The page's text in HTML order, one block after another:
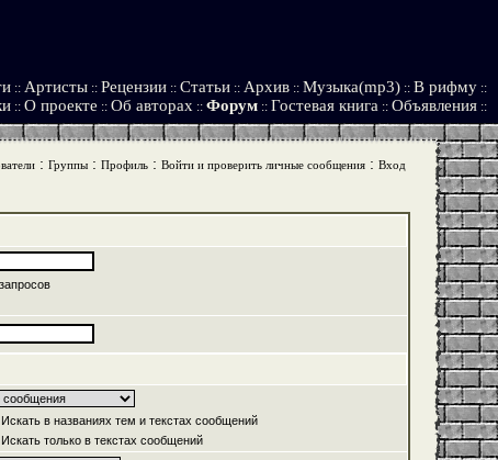
:: Артисты :: Рецензии :: Статьи :: Архив :: Музыка(mp3) :: В рифму ::
:: О проекте :: Об авторах :: Форум :: Гостевая книга :: Объявления ::
: Группы: Профиль: Войти и проверить личные сообщения: Вход
Искать в названиях тем и текстах сообщений
Искать только в текстах сообщений